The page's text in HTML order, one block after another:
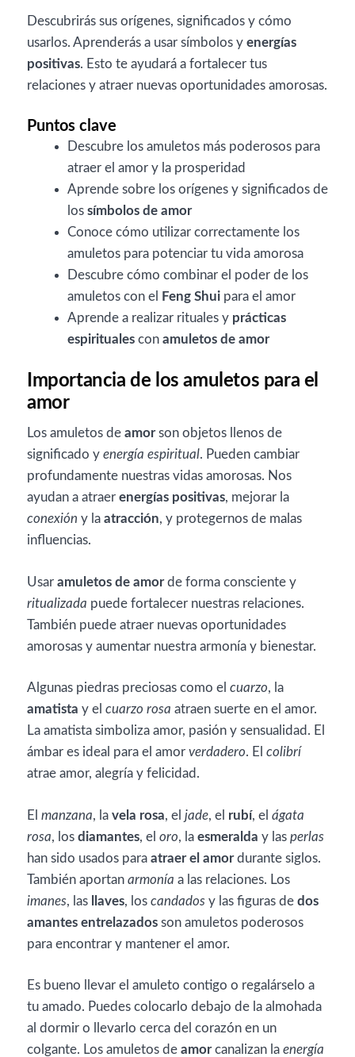
Descubrirás sus orígenes, significados y cómo
usarlos. Aprenderás a usar símbolos y energías
positivas. Esto te ayudará a fortalecer tus
relaciones y atraer nuevas oportunidades amorosas.
Puntos clave
Descubre los amuletos más poderosos para
atraer el amor y la prosperidad
Aprende sobre los orígenes y significados de
los símbolos de amor
Conoce cómo utilizar correctamente los
amuletos para potenciar tu vida amorosa
Descubre cómo combinar el poder de los
amuletos con el
Feng Shui para el amor
Aprende a realizar rituales y prácticas
espirituales con amuletos de amor
Importancia de los amuletos para el
amor
Los amuletos de amorson objetos llenos de
significado y energía espiritual. Pueden cambiar
profundamente nuestras vidas amorosas. Nos
ayudan a atraer energías positivas, mejorar la
conexión y la atracción, y protegernos de malas
influencias.
Usar amuletos de amorde forma consciente y
ritualizada puede fortalecer nuestras relaciones.
También puede atraer nuevas oportunidades
amorosas y aumentar nuestra armonía y bienestar.
Algunas piedras preciosas como el cuarzo, la
amatista y el cuarzo rosa atraen suerte en el amor.
La amatista simboliza amor, pasión y sensualidad. El
ámbar es ideal para el amor verdadero. El colibrí
atrae amor, alegría y felicidad.
El manzana, la vela rosa, el jade, el rubí, el ágata
rosa, los diamantes, el oro, la esmeralda y las perlas
han sido usados para atraer el amordurante siglos.
También aportan armonía a las relaciones. Los
imanes, las llaves, los candados y las figuras de dos
amantes entrelazados son amuletos poderosos
para encontrar y mantener el amor.
Es bueno llevar el amuleto contigo o regalárselo a
tu amado. Puedes colocarlo debajo de la almohada
al dormir o llevarlo cerca del corazón en un
colgante. Los amuletos de amorcanalizan la energía